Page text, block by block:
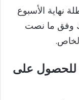
نهاية الأسبوع
وفق ما نصت
للحصول على